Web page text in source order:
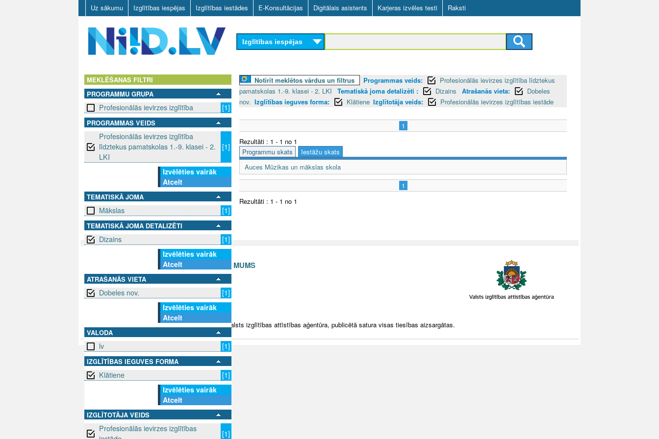
Skip
to
main
content
Uz sākumu Izglītības iespējas Izglītības iestādes E-Konsultācijas Digitālais asistents Karjeras izvēles testi Raksti
D
L
Izglītības iespējas
MEKLĒŠANAS FILTRI
PROGRAMMU GRUPA
Profesionālās ievirzes izglītība [1]
PROGRAMMAS VEIDS
Profesionālās ievirzes izglītība
līdztekus pamatskolas 1.-9. klasei - 2.
LKI
[1]
Izvēlēties vairāk
Atcelt
TEMATISKĀ JOMA
Mākslas [1]
TEMATISKĀ JOMA DETALIZĒTI
Dizains
[1]
Izvēlēties vairāk
Atcelt
ATRAŠANĀS VIETA
Dobeles nov.
[1]
Izvēlēties vairāk
Atcelt
VALODA
lv [1]
IZGLĪTĪBAS IEGUVES FORMA
Klātiene
[1]
Izvēlēties vairāk
Atcelt
IZGLĪTOTĀJA VEIDS
Profesionālās ievirzes izglītības
[1]
Notīrīt meklētos vārdus un filtrus Programmas veids:
Profesionālās ievirzes izglītība līdztekus
pamatskolas 1.-9. klasei - 2. LKI
Tematiskā joma detalizēti : Dizains Atrašanās vieta:
Dobeles
nov. Izglītības ieguves forma: Klātiene Izglītotāja veids: Profesionālās ievirzes izglītības iestāde
1
Rezultāti : 1 - 1 no 1
Programmu skats
Iestāžu skats
Auces Mūzikas un mākslas skola
1
Rezultāti : 1 - 1 no 1
SAZINIES AR MUMS
info@niid.lv
© 2025 Valsts izglītības attīstības aģentūra, publicētā satura visas tiesības aizsargātas.